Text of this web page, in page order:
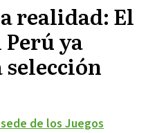
realidad: El
ya
selección
de los Juegos